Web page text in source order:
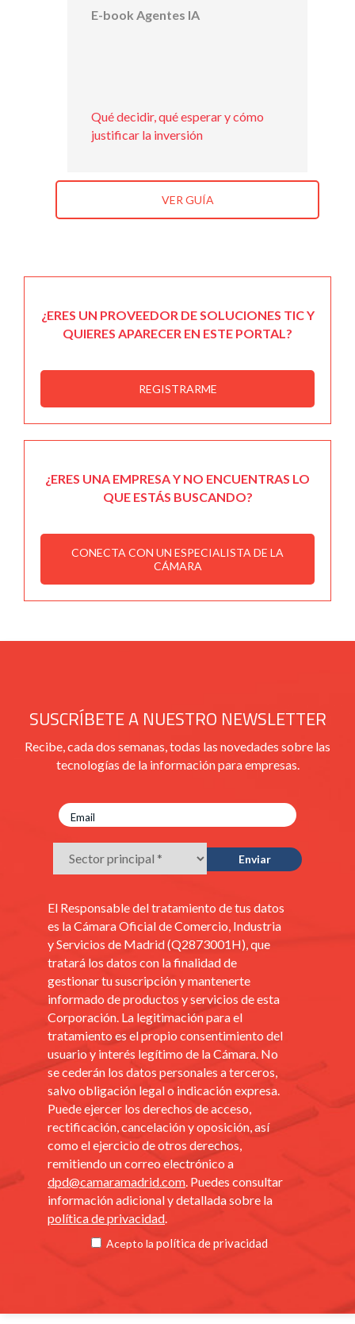
E-book Agentes IA
Qué decidir, qué esperar y cómo
justificar la inversión
VER GUÍA
¿ERES UN PROVEEDOR DE SOLUCIONES TIC Y
QUIERES APARECER EN ESTE PORTAL?
REGISTRARME
¿ERES UNA EMPRESA Y NO ENCUENTRAS LO
QUE ESTÁS BUSCANDO?
CONECTA CON UN ESPECIALISTA DE LA
CÁMARA
SUSCRÍBETE A NUESTRO NEWSLETTER
Recibe, cada dos semanas, todas las novedades sobre las
tecnologías de la información para empresas.
El Responsable del tratamiento de tus datos
es la Cámara Oficial de Comercio, Industria
y Servicios de Madrid (Q2873001H), que
tratará los datos con la finalidad de
gestionar tu suscripción y mantenerte
informado de productos y servicios de esta
Corporación. La legitimación para el
tratamiento es el propio consentimiento del
usuario y interés legítimo de la Cámara. No
se cederán los datos personales a terceros,
salvo obligación legal o indicación expresa.
Puede ejercer los derechos de acceso,
rectificación, cancelación y oposición, así
como el ejercicio de otros derechos,
remitiendo un correo electrónico a
dpd@camaramadrid.com . Puedes consultar
información adicional y detallada sobre la
política de privacidad
Acepto la política de privacidad